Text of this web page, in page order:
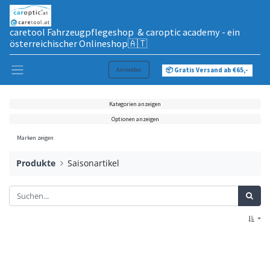
caretool Fahrzeugpflegeshop & caroptic academy - ein
österreichischer Onlineshop🇦🇹
Anmelden 📦 Gratis Versand ab €65,-
Kategorien anzeigen
Optionen anzeigen
Marken zeigen
Produkte Saisonartikel